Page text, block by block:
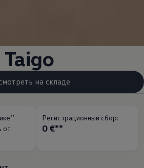
Taigo
на складе
от:
Pегистрационный сбор:
0 €**